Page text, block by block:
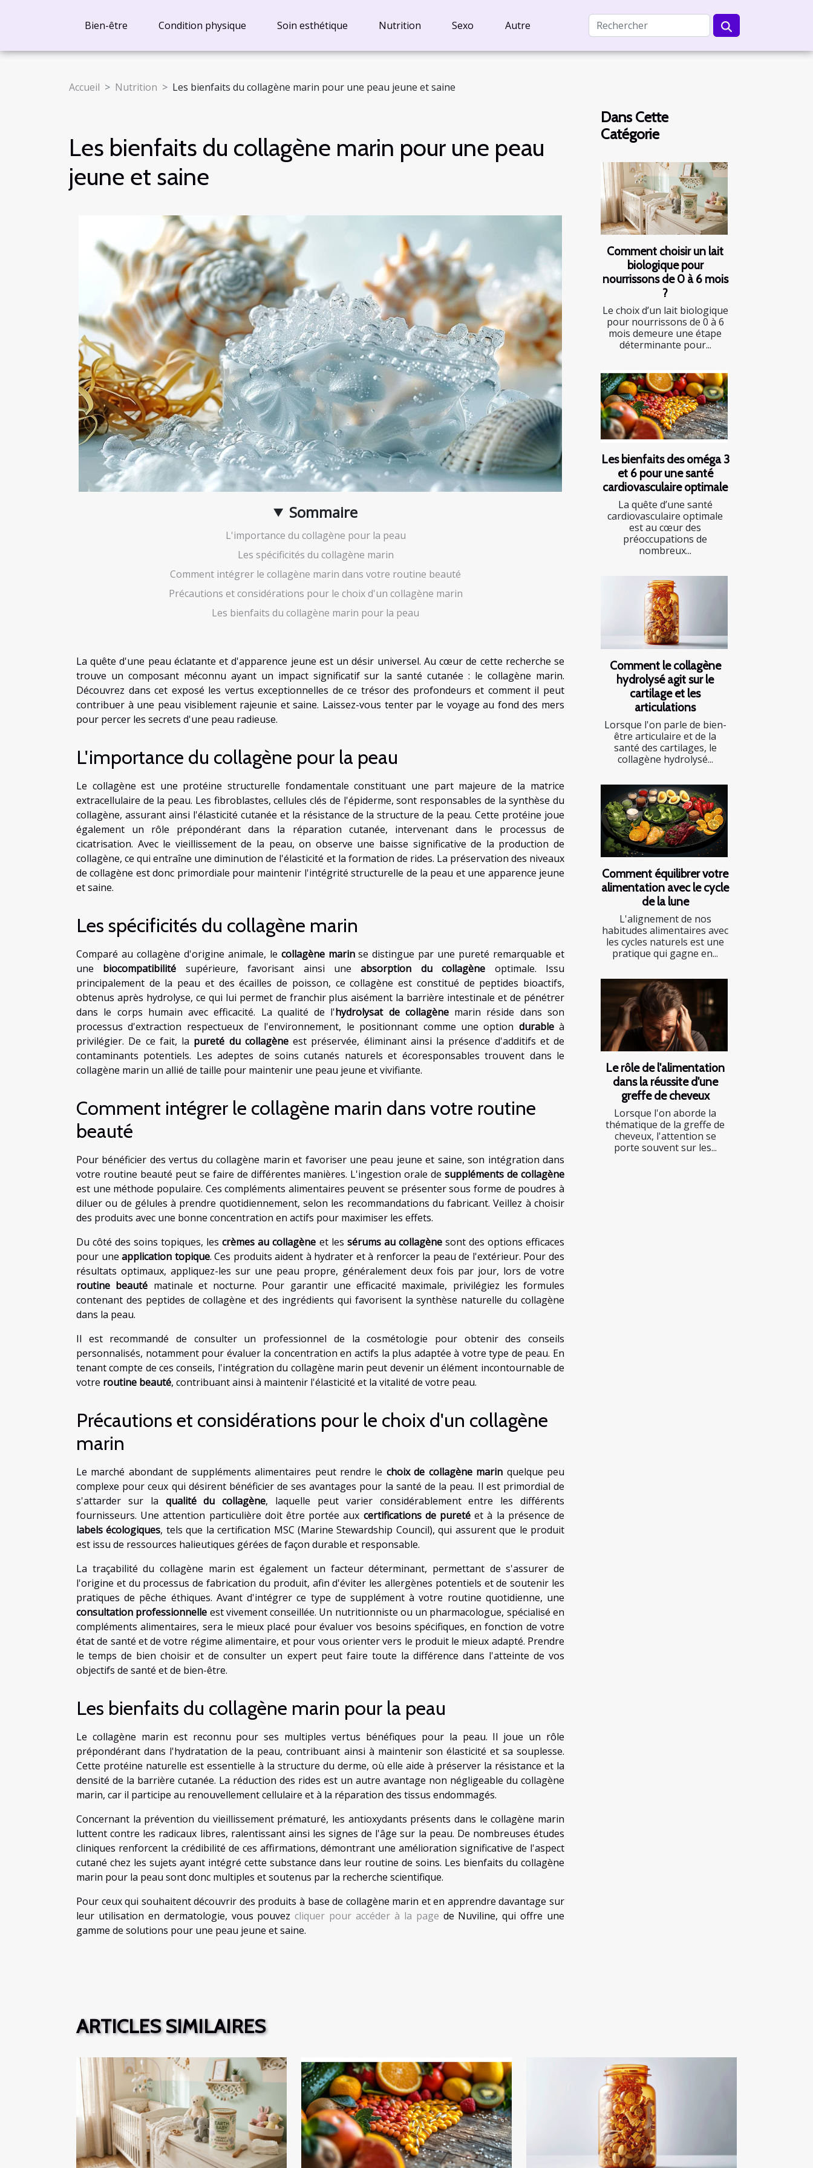
Bien-être Condition physique Soin esthétique Nutrition Sexo Autre
Accueil Nutrition Les bienfaits du collagène marin pour une peau jeune et saine
Les bienfaits du collagène marin pour une peau
jeune et saine
Sommaire
L'importance du collagène pour la peau
Les spécificités du collagène marin
Comment intégrer le collagène marin dans votre routine beauté
Précautions et considérations pour le choix d'un collagène marin
Les bienfaits du collagène marin pour la peau
La quête d'une peau éclatante et d'apparence jeune est un désir universel. Au cœur de cette recherche se
trouve un composant méconnu ayant un impact significatif sur la santé cutanée : le collagène marin.
Découvrez dans cet exposé les vertus exceptionnelles de ce trésor des profondeurs et comment il peut
contribuer à une peau visiblement rajeunie et saine. Laissez-vous tenter par le voyage au fond des mers
pour percer les secrets d'une peau radieuse.
L'importance du collagène pour la peau
Le collagène est une protéine structurelle fondamentale constituant une part majeure de la matrice
extracellulaire de la peau. Les fibroblastes, cellules clés de l'épiderme, sont responsables de la synthèse du
collagène, assurant ainsi l'élasticité cutanée et la résistance de la structure de la peau. Cette protéine joue
également un rôle prépondérant dans la réparation cutanée, intervenant dans le processus de
cicatrisation. Avec le vieillissement de la peau, on observe une baisse significative de la production de
collagène, ce qui entraîne une diminution de l'élasticité et la formation de rides. La préservation des niveaux
de collagène est donc primordiale pour maintenir l'intégrité structurelle de la peau et une apparence jeune
et saine.
Les spécificités du collagène marin
Comparé au collagène d'origine animale, le collagène marinse distingue par une pureté remarquable et
une biocompatibilité supérieure, favorisant ainsi uneabsorption du collagène optimale. Issu
principalement de la peau et des écailles de poisson, ce collagène est constitué de peptides bioactifs,
obtenus après hydrolyse, ce qui lui permet de franchir plus aisément la barrière intestinale et de pénétrer
dans le corps humain avec efficacité. La qualité de l'hydrolysat de collagènemarin réside dans son
processus d'extraction respectueux de l'environnement, le positionnant comme une option durableà
privilégier. De ce fait, la pureté du collagèneest préservée, éliminant ainsi la présence d'additifs et de
contaminants potentiels. Les adeptes de soins cutanés naturels et écoresponsables trouvent dans le
collagène marin un allié de taille pour maintenir une peau jeune et vivifiante.
Comment intégrer le collagène marin dans votre routine
beauté
Pour bénéficier des vertus du collagène marin et favoriser une peau jeune et saine, son intégration dans
votre routine beauté peut se faire de différentes manières. L'ingestion orale desuppléments de collagène
est une méthode populaire. Ces compléments alimentaires peuvent se présenter sous forme de poudres à
diluer ou de gélules à prendre quotidiennement, selon les recommandations du fabricant. Veillez à choisir
des produits avec une bonne concentration en actifs pour maximiser les effets.
Du côté des soins topiques, lescrèmes au collagène et les sérums au collagènesont des options efficaces
pour uneapplication topique. Ces produits aident à hydrater et à renforcer la peau de l'extérieur. Pour des
résultats optimaux, appliquez-les sur une peau propre, généralement deux fois par jour, lors de votre
routine beauté matinale et nocturne. Pour garantir une efficacité maximale, privilégiez les formules
contenant des peptides de collagène et des ingrédients qui favorisent la synthèse naturelle du collagène
dans la peau.
Il est recommandé de consulter un professionnel de la cosmétologie pour obtenir des conseils
personnalisés, notamment pour évaluer la concentration en actifs la plus adaptée à votre type de peau. En
tenant compte de ces conseils, l'intégration du collagène marin peut devenir un élément incontournable de
votre routine beauté, contribuant ainsi à maintenir l'élasticité et la vitalité de votre peau.
Précautions et considérations pour le choix d'un collagène
marin
Le marché abondant de suppléments alimentaires peut rendre le choix de collagène marin quelque peu
complexe pour ceux qui désirent bénéficier de ses avantages pour la santé de la peau. Il est primordial de
s'attarder sur la qualité du collagène, laquelle peut varier considérablement entre les différents
fournisseurs. Une attention particulière doit être portée aux certifications de pureté et à la présence de
labels écologiques, tels que la certification MSC (Marine Stewardship Council), qui assurent que le produit
est issu de ressources halieutiques gérées de façon durable et responsable.
La traçabilité du collagène marin est également un facteur déterminant, permettant de s'assurer de
l'origine et du processus de fabrication du produit, afin d'éviter les allergènes potentiels et de soutenir les
pratiques de pêche éthiques. Avant d'intégrer ce type de supplément à votre routine quotidienne, une
consultation professionnelle est vivement conseillée. Un nutritionniste ou un pharmacologue, spécialisé en
compléments alimentaires, sera le mieux placé pour évaluer vos besoins spécifiques, en fonction de votre
état de santé et de votre régime alimentaire, et pour vous orienter vers le produit le mieux adapté. Prendre
le temps de bien choisir et de consulter un expert peut faire toute la différence dans l'atteinte de vos
objectifs de santé et de bien-être.
Les bienfaits du collagène marin pour la peau
Le collagène marin est reconnu pour ses multiples vertus bénéfiques pour la peau. Il joue un rôle
prépondérant dans l'hydratation de la peau, contribuant ainsi à maintenir son élasticité et sa souplesse.
Cette protéine naturelle est essentielle à la structure du derme, où elle aide à préserver la résistance et la
densité de la barrière cutanée. La réduction des rides est un autre avantage non négligeable du collagène
marin, car il participe au renouvellement cellulaire et à la réparation des tissus endommagés.
Concernant la prévention du vieillissement prématuré, les antioxydants présents dans le collagène marin
luttent contre les radicaux libres, ralentissant ainsi les signes de l'âge sur la peau. De nombreuses études
cliniques renforcent la crédibilité de ces affirmations, démontrant une amélioration significative de l'aspect
cutané chez les sujets ayant intégré cette substance dans leur routine de soins. Les bienfaits du collagène
marin pour la peau sont donc multiples et soutenus par la recherche scientifique.
Pour ceux qui souhaitent découvrir des produits à base de collagène marin et en apprendre davantage sur
leur utilisation en dermatologie, vous pouvezcliquer pour accéder à la page de Nuviline, qui offre une
gamme de solutions pour une peau jeune et saine.
Dans Cette
Catégorie
Comment choisir un lait
biologique pour
nourrissons de 0 à 6 mois
?
Le choix d’un lait biologique
pour nourrissons de 0 à 6
mois demeure une étape
déterminante pour...
Les bienfaits des oméga 3
et 6 pour une santé
cardiovasculaire optimale
La quête d’une santé
cardiovasculaire optimale
est au cœur des
préoccupations de
nombreux...
Comment le collagène
hydrolysé agit sur le
cartilage et les
articulations
Lorsque l'on parle de bien-
être articulaire et de la
santé des cartilages, le
collagène hydrolysé...
Comment équilibrer votre
alimentation avec le cycle
de la lune
L'alignement de nos
habitudes alimentaires avec
les cycles naturels est une
pratique qui gagne en...
Le rôle de l'alimentation
dans la réussite d'une
greffe de cheveux
Lorsque l'on aborde la
thématique de la greffe de
cheveux, l'attention se
porte souvent sur les...
ARTICLES SIMILAIRES